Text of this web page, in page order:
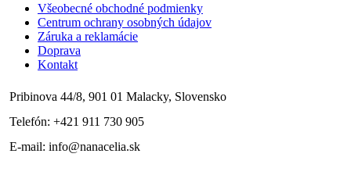
Všeobecné obchodné podmienky
Centrum ochrany osobných údajov
Záruka a reklamácie
Doprava
Kontakt
Pribinova 44/8, 901 01 Malacky, Slovensko
Telefón: +421 911 730 905
E-mail: info@nanacelia.sk